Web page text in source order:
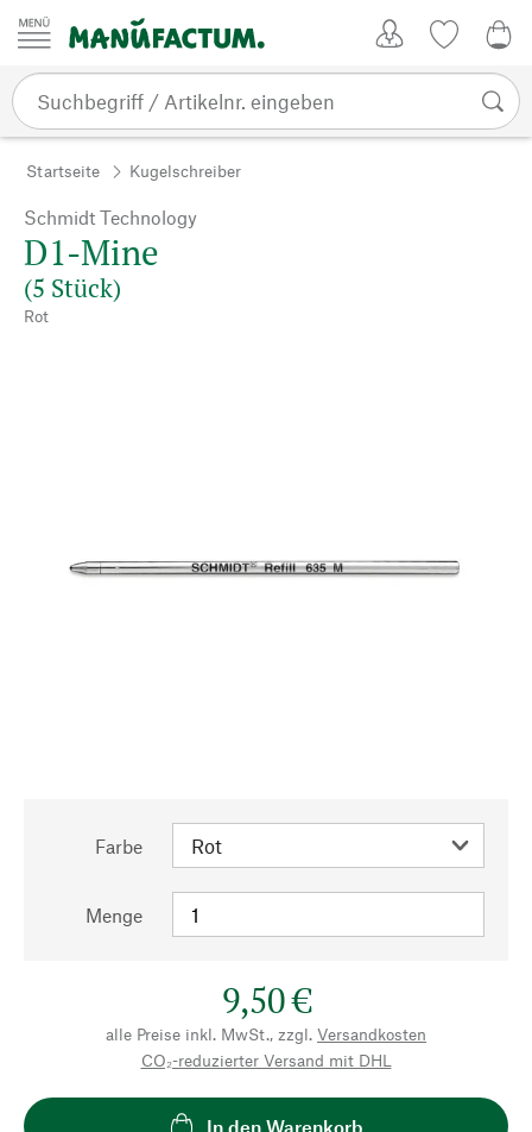
Zum Inhalt springen
Startseite Kugelschreiber
Schmidt Technology
D1-Mine
(5 Stück)
Rot
Farbe
Menge
9,50 €
alle Preise inkl. MwSt., zzgl. Versandkosten
CO₂-reduzierter Versand mit DHL
In den Warenkorb